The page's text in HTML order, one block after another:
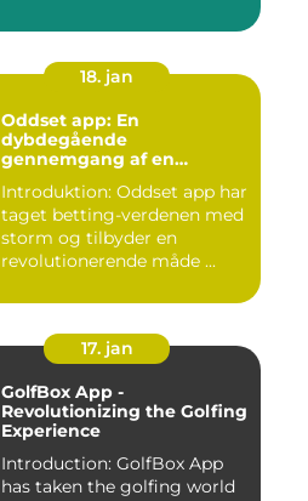
18. jan
Oddset app: En
dybdegående
gennemgang af en
Introduktion: Oddset app har
taget betting-verdenen med
storm og tilbyder en
revolutionerende måde ...
17. jan
GolfBox App -
Revolutionizing the Golfing
Experience
Introduction: GolfBox App
has taken the golfing world